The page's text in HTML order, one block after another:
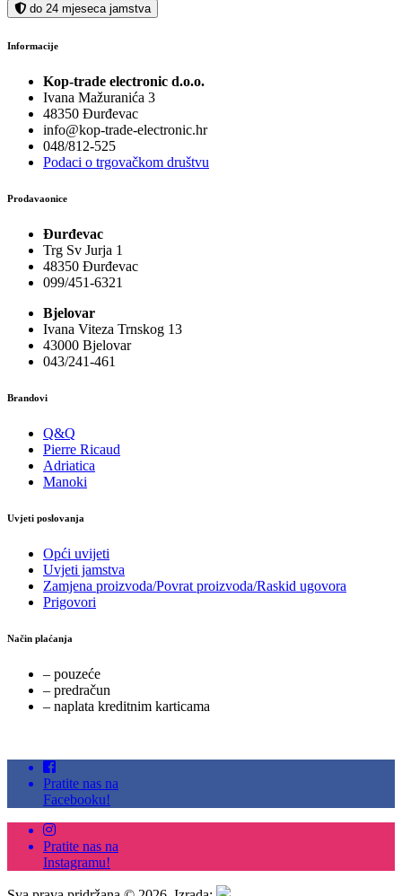
do 24 mjeseca jamstva
Informacije
Kop-trade electronic d.o.o.
Ivana Mažuranića 3
48350 Đurđevac
info@kop-trade-electronic.hr
048/812-525
Podaci o trgovačkom društvu
Prodavaonice
Đurđevac
Trg Sv Jurja 1
48350 Đurđevac
099/451-6321
Bjelovar
Ivana Viteza Trnskog 13
43000 Bjelovar
043/241-461
Brandovi
Q&Q
Pierre Ricaud
Adriatica
Manoki
Uvjeti poslovanja
Opći uvijeti
Uvjeti jamstva
Zamjena proizvoda/Povrat proizvoda/Raskid ugovora
Prigovori
Način plaćanja
– pouzeće
– predračun
– naplata kreditnim karticama
Pratite nas na
Facebooku!
Pratite nas na
Instagramu!